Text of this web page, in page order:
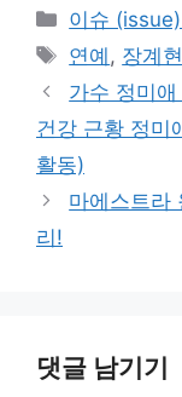
카
테
리
이슈
태
그
연예 , 장계현
가수 정미
건강 근황 정미
활동)
마에스트라
리!
댓글 남기기